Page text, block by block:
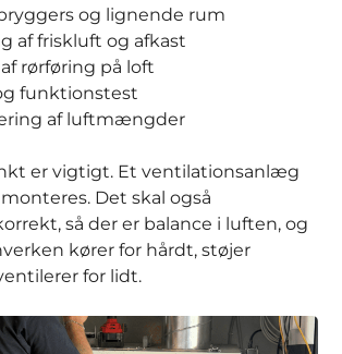
og lignende rum
af friskluft og afkast
rørføring på loft
funktionstest
af luftmængder
er vigtigt. Et ventilationsanlæg
Det skal også
så der er balance i luften, og
kører for hårdt, støjer
for lidt.